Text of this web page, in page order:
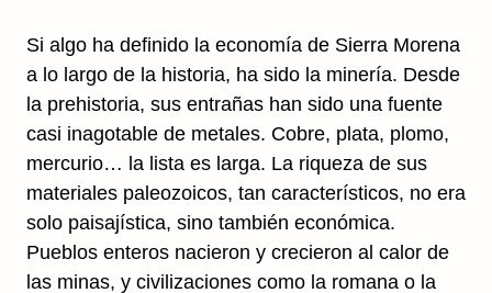
Si algo ha definido la economía de Sierra Morena
a lo largo de la historia, ha sido la minería. Desde
la prehistoria, sus entrañas han sido una fuente
casi inagotable de metales. Cobre, plata, plomo,
mercurio… la lista es larga. La riqueza de sus
materiales paleozoicos, tan característicos, no era
solo paisajística, sino también económica.
Pueblos enteros nacieron y crecieron al calor de
las minas, y civilizaciones como la romana o la